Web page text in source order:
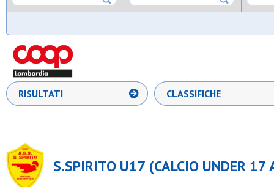
RISULTATI CLASSIFICHE
S.SPIRITO U17 (CALCIO UNDER 17